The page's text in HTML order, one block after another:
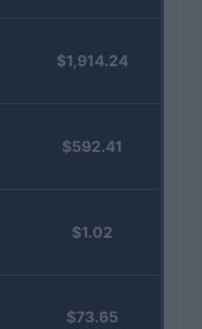
$1,914.24
$592.41
$1.02
$73.65